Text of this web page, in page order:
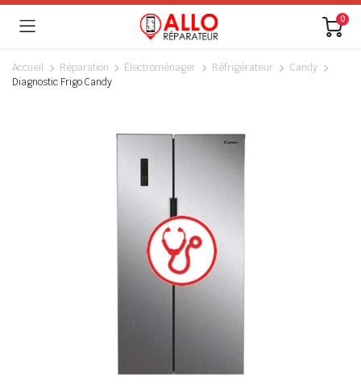
0
Accueil Réparation Électroménager Réfrigérateur
Candy
Diagnostic Frigo Candy